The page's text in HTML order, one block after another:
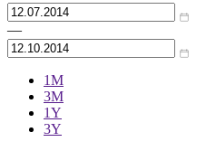
—
1М
3М
1Y
3Y